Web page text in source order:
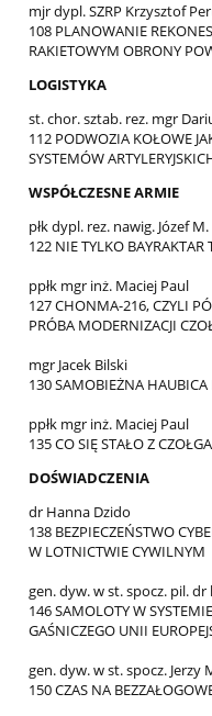
mjr dypl. SZRP Krzysztof
108 PLANOWANIE
RAKIETOWYM OBRONY
LOGISTYKA
st. chor. sztab. rez. mgr
112 PODWOZIA KOŁOWE
SYSTEMÓW
WSPÓŁCZESNE ARMIE
płk dypl. rez. nawig. Józef
122 NIE TYLKO BAYRAKTAR
ppłk mgr inż. Maciej Paul
127 CHONMA-216, CZYLI
PRÓBA MODERNIZACJI
mgr Jacek Bilski
130 SAMOBIEŻNA HAUBICA
ppłk mgr inż. Maciej Paul
135 CO SIĘ STAŁO Z
DOŚWIADCZENIA
dr Hanna Dzido
138 BEZPIECZEŃSTWO
W LOTNICTWIE CYWILNYM
gen. dyw. w st. spocz. pil.
146 SAMOLOTY W
GAŚNICZEGO UNII
gen. dyw. w st. spocz. Jerzy
150 CZAS NA